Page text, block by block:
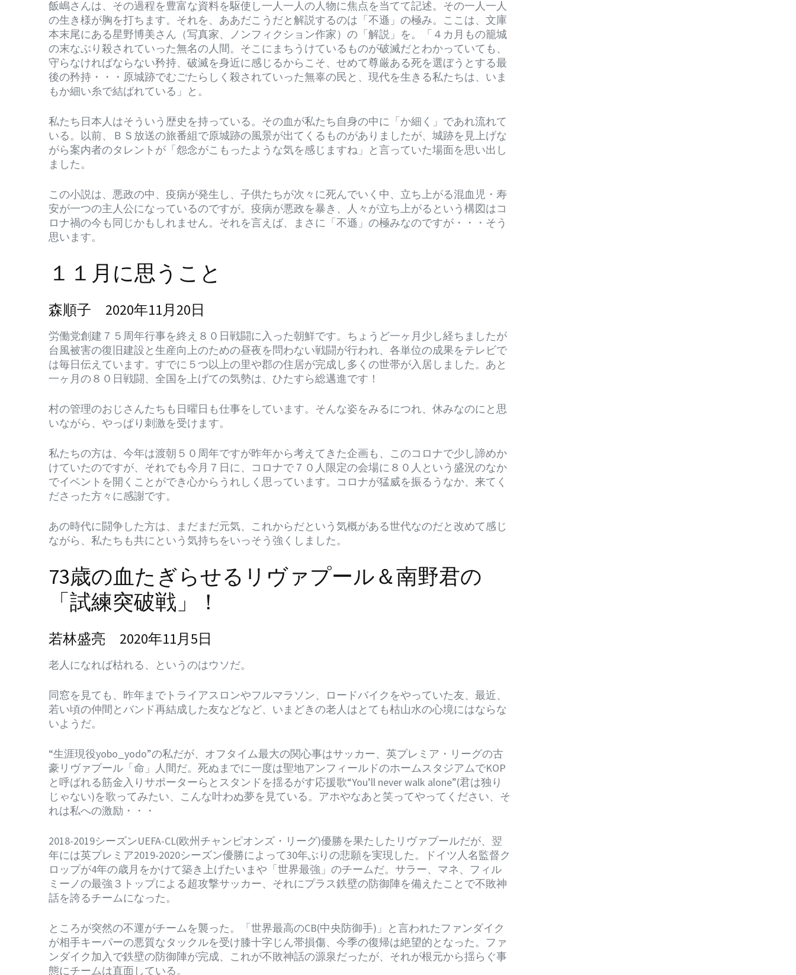
飯嶋さんは、その過程を豊富な資料を駆使し一人一人の人物に焦点を当てて記述。その一人一人
の生き様が胸を打ちます。それを、ああだこうだと解説するのは「不遜」の極み。ここは、文庫
本末尾にある星野博美さん（写真家、ノンフィクション作家）の「解説」を。「４カ月もの籠城
の末なぶり殺されていった無名の人間。そこにまちうけているものが破滅だとわかっていても、
守らなければならない矜持、破滅を身近に感じるからこそ、せめて尊厳ある死を選ぼうとする最
後の矜持・・・原城跡でむごたらしく殺されていった無辜の民と、現代を生きる私たちは、いま
もか細い糸で結ばれている」と。
私たち日本人はそういう歴史を持っている。その血が私たち自身の中に「か細く」であれ流れて
いる。以前、ＢＳ放送の旅番組で原城跡の風景が出てくるものがありましたが、城跡を見上げな
がら案内者のタレントが「怨念がこもったような気を感じますね」と言っていた場面を思い出し
ました。
この小説は、悪政の中、疫病が発生し、子供たちが次々に死んでいく中、立ち上がる混血児・寿
安が一つの主人公になっているのですが。疫病が悪政を暴き、人々が立ち上がるという構図はコ
ロナ禍の今も同じかもしれません。それを言えば、まさに「不遜」の極みなのですが・・・そう
思います。
１１月に思うこと
森順子 2020年11月20日
労働党創建７５周年行事を終え８０日戦闘に入った朝鮮です。ちょうど一ヶ月少し経ちましたが
台風被害の復旧建設と生産向上のための昼夜を問わない戦闘が行われ、各単位の成果をテレビで
は毎日伝えています。すでに５つ以上の里や郡の住居が完成し多くの世帯が入居しました。あと
一ヶ月の８０日戦闘、全国を上げての気勢は、ひたすら総邁進です！
村の管理のおじさんたちも日曜日も仕事をしています。そんな姿をみるにつれ、休みなのにと思
いながら、やっぱり刺激を受けます。
私たちの方は、今年は渡朝５０周年ですが昨年から考えてきた企画も、このコロナで少し諦めか
けていたのですが、それでも今月７日に、コロナで７０人限定の会場に８０人という盛況のなか
でイベントを開くことができ心からうれしく思っています。コロナが猛威を振るうなか、来てく
ださった方々に感謝です。
あの時代に闘争した方は、まだまだ元気、これからだという気概がある世代なのだと改めて感じ
ながら、私たちも共にという気持ちをいっそう強くしました。
73歳の血たぎらせるリヴァプール＆南野君の
「試練突破戦」！
若林盛亮 2020年11月5日
老人になれば枯れる、というのはウソだ。
同窓を見ても、昨年までトライアスロンやフルマラソン、ロードバイクをやっていた友、最近、
若い頃の仲間とバンド再結成した友などなど、いまどきの老人はとても枯山水の心境にはならな
いようだ。
“生涯現役yobo_yodo”の私だが、オフタイム最大の関心事はサッカー、英プレミア・リーグの古
豪リヴァプール「命」人間だ。死ぬまでに一度は聖地アンフィールドのホームスタジアムでKOP
と呼ばれる筋金入りサポーターらとスタンドを揺るがす応援歌“You’ll never walk alone”(君は独り
じゃない)を歌ってみたい、こんな叶わぬ夢を見ている。アホやなあと笑ってやってください、そ
れは私への激励・・・
2018-2019シーズンUEFA-CL(欧州チャンピオンズ・リーグ)優勝を果たしたリヴァプールだが、翌
年には英プレミア2019-2020シーズン優勝によって30年ぶりの悲願を実現した。ドイツ人名監督ク
ロップが4年の歳月をかけて築き上げたいまや「世界最強」のチームだ。サラー、マネ、フィル
ミーノの最強３トップによる超攻撃サッカー、それにプラス鉄壁の防御陣を備えたことで不敗神
話を誇るチームになった。
ところが突然の不運がチームを襲った。「世界最高のCB(中央防御手)」と言われたファンダイク
が相手キーパーの悪質なタックルを受け膝十字じん帯損傷、今季の復帰は絶望的となった。ファ
ンダイク加入で鉄壁の防御陣が完成、これが不敗神話の源泉だったが、それが根元から揺らぐ事
態にチームは直面している。